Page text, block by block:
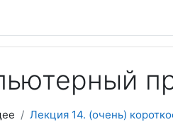
Лекция 14. (очень)